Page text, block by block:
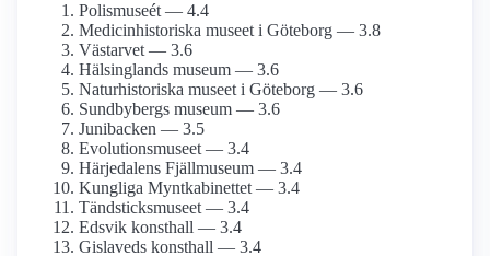
Polismuseét — 4.4
Medicinhistoriska museet i Göteborg — 3.8
Västarvet — 3.6
Hälsinglands museum — 3.6
Naturhistoriska museet i Göteborg — 3.6
Sundbybergs museum — 3.6
Junibacken — 3.5
Evolutions­museet — 3.4
Härjedalens Fjällmuseum — 3.4
Kungliga Mynt­kabinettet — 3.4
Tändsticks­museet — 3.4
Edsvik konsthall — 3.4
Gislaveds konsthall — 3.4